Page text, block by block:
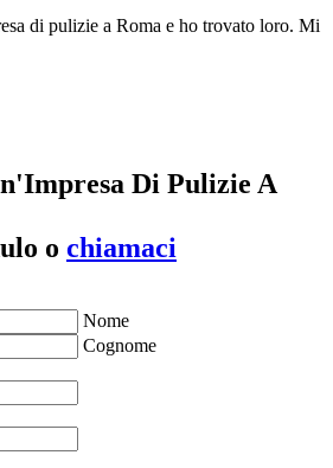
di pulizie a Roma e ho trovato loro. Mi
Di Pulizie A
o chiamaci
Nome
Cognome